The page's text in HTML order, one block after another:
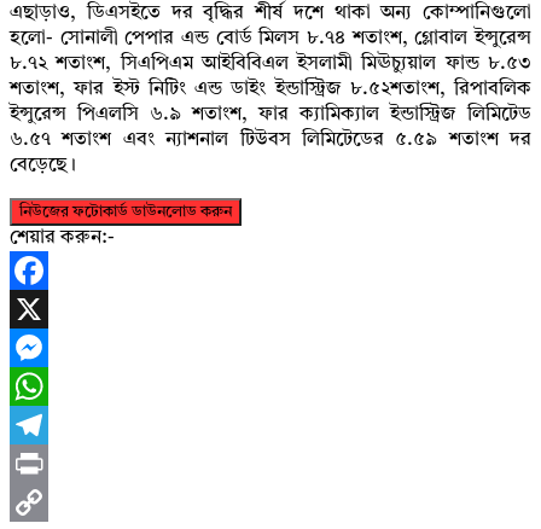
এছাড়াও, ডিএসইতে দর বৃদ্ধির শীর্ষ দশে থাকা অন্য কোম্পানিগুলো
হলো- সোনালী পেপার এন্ড বোর্ড মিলস ৮.৭৪ শতাংশ, গ্লোবাল ইন্সুরেন্স
৮.৭২ শতাংশ, সিএপিএম আইবিবিএল ইসলামী মিঊচ্যুয়াল ফান্ড ৮.৫৩
শতাংশ, ফার ইস্ট নিটিং এন্ড ডাইং ইন্ডাস্ট্রিজ ৮.৫২শতাংশ, রিপাবলিক
ইন্সুরেন্স পিএলসি ৬.৯ শতাংশ, ফার ক্যামিক্যাল ইন্ডাস্ট্রিজ লিমিটেড
৬.৫৭ শতাংশ এবং ন্যাশনাল টিউবস লিমিটেডের ৫.৫৯ শতাংশ দর
বেড়েছে।
নিউজের ফটোকার্ড ডাউনলোড করুন
শেয়ার করুন:-
Facebook
X
Messenger
WhatsApp
Telegram
Print